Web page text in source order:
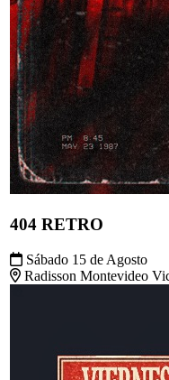
404 RETRO
Sábado 15 de Agosto
Radisson Montevideo